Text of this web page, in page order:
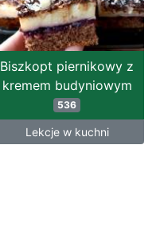
Biszkopt piernikowy z
kremem budyniowym
536
Lekcje w kuchni